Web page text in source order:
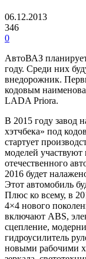
06.12.2013
346
0
АвтоВАЗ
году. Среди них
внедорожник.
кодовым
LADA Priora.
В 2015 году завод
хэтчбека» под
стартует
моделей участвуют
отечественного
2016 будет
Этот автомобиль
Плюс ко всему, в
4×4 нового
включают ABS,
сцепление,
гидроусилитель
новыми рабочими